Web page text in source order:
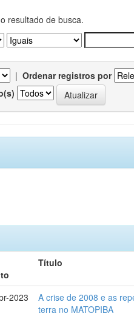
resultado de busca.
| Ordenar registros por
Título
2023
A crise de 2008 e as
terra no MATOPIBA